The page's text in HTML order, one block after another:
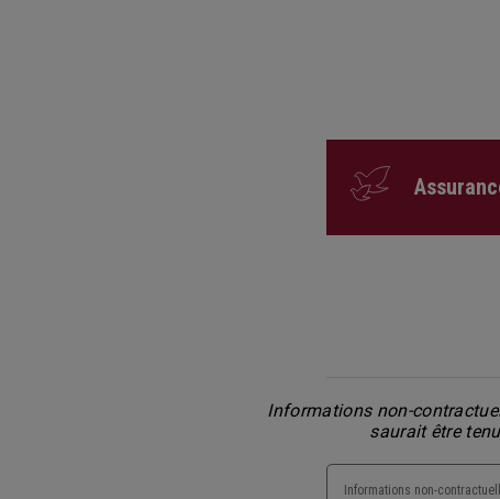
Informations non-
saurait être
Informations non-